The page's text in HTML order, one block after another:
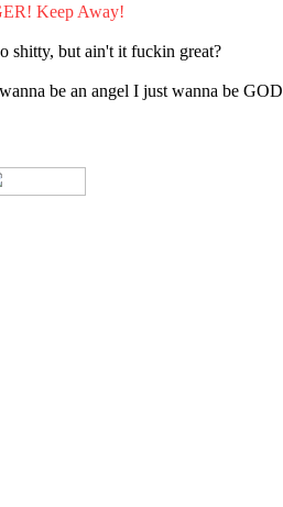
Keep Away!
shitty, but ain't it fuckin great?
be an angel I just wanna be